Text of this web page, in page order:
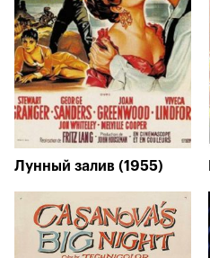
Лунный залив (1955)